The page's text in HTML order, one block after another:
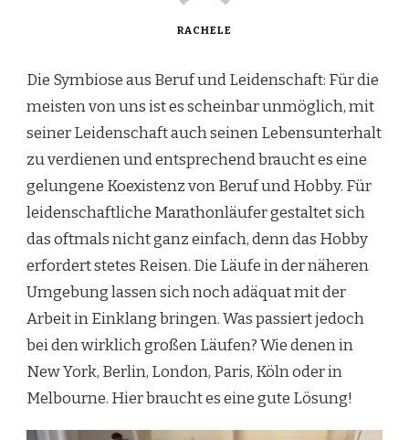
RACHELE
Die Symbiose aus Beruf und Leidenschaft: Für die
meisten von uns ist es scheinbar unmöglich, mit
seiner Leidenschaft auch seinen Lebensunterhalt
zu verdienen und entsprechend braucht es eine
gelungene Koexistenz von Beruf und Hobby. Für
leidenschaftliche Marathonläufer gestaltet sich
das oftmals nicht ganz einfach, denn das Hobby
erfordert stetes Reisen. Die Läufe in der näheren
Umgebung lassen sich noch adäquat mit der
Arbeit in Einklang bringen. Was passiert jedoch
bei den wirklich großen Läufen? Wie denen in
New York, Berlin, London, Paris, Köln oder in
Melbourne. Hier braucht es eine gute Lösung!